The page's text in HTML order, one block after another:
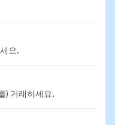
요.
) 거래하세요.